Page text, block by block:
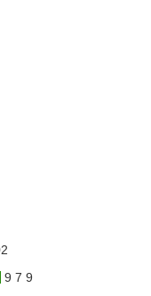
9 7 9